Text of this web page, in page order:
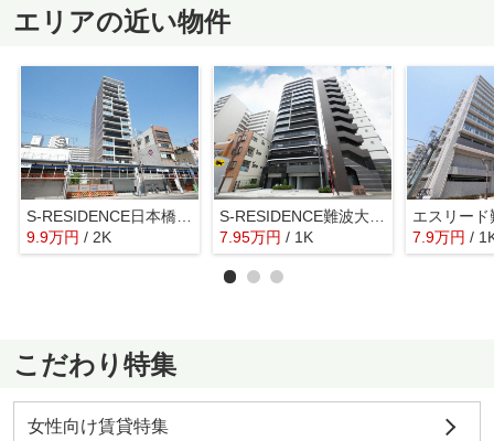
エリアの近い物件
9.9万円 / 2K
S-RESIDENCE難波大国町Deux
7.95万円 / 1K 7.9万円 /
こだわり特集
女性向け賃貸特集